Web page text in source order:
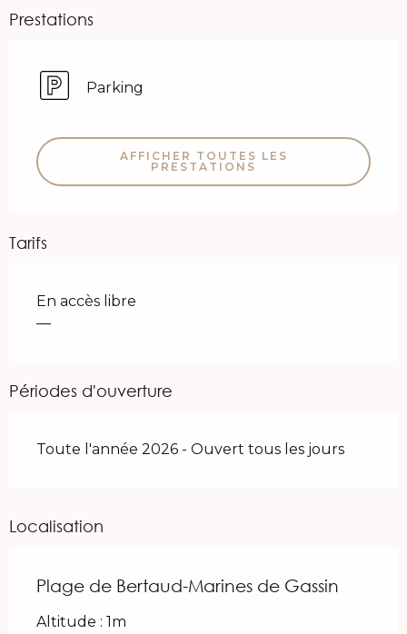
Prestations
Parking
AFFICHER TOUTES LES
PRESTATIONS
Tarifs
En accès libre
—
Périodes d'ouverture
Toute l'année 2026 - Ouvert tous les jours
Localisation
Plage de Bertaud-Marines de Gassin
Altitude : 1m